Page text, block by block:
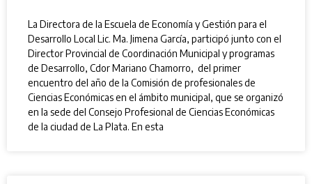
La Directora de la Escuela de Economía y Gestión para el
Desarrollo Local Lic. Ma. Jimena García, participó junto con el
Director Provincial de Coordinación Municipal y programas
de Desarrollo, Cdor Mariano Chamorro, del primer
encuentro del año de la Comisión de profesionales de
Ciencias Económicas en el ámbito municipal, que se organizó
en la sede del Consejo Profesional de Ciencias Económicas
de la ciudad de La Plata. En esta